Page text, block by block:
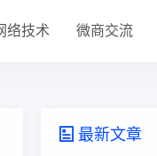
络技术 微商交流
最新文章